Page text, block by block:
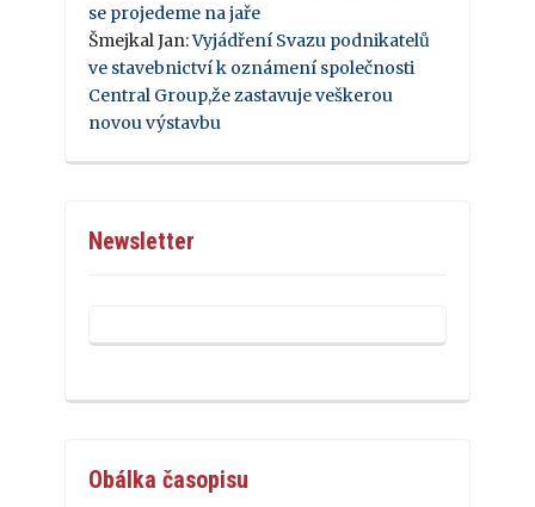
se projedeme na jaře
Šmejkal Jan:Vyjádření Svazu podnikatelů
ve stavebnictví k oznámení společnosti
Central Group,že zastavuje veškerou
novou výstavbu
Newsletter
Obálka časopisu